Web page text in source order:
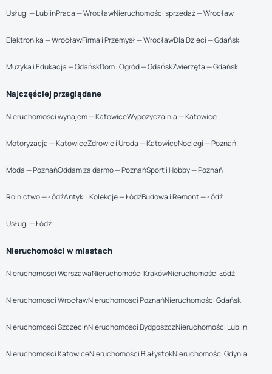
Usługi — LublinPraca — WrocławNieruchomości sprzedaż — Wrocław
Elektronika — WrocławFirma i Przemysł — WrocławDla Dzieci — Gdańsk
Muzyka i Edukacja — GdańskDom i Ogród — GdańskZwierzęta — Gdańsk
Najczęściej przeglądane
Nieruchomości wynajem — KatowiceWypożyczalnia — Katowice
Motoryzacja — KatowiceZdrowie i Uroda — KatowiceNoclegi — Poznań
Moda — PoznańOddam za darmo — PoznańSport i Hobby — Poznań
Rolnictwo — ŁódźAntyki i Kolekcje — ŁódźBudowa i Remont — Łódź
Usługi — Łódź
Nieruchomości w miastach
Nieruchomości WarszawaNieruchomości KrakówNieruchomości Łódź
Nieruchomości WrocławNieruchomości PoznańNieruchomości Gdańsk
Nieruchomości SzczecinNieruchomości BydgoszczNieruchomości Lublin
Nieruchomości KatowiceNieruchomości BiałystokNieruchomości Gdynia